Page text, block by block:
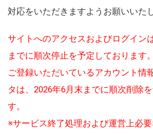
対応をいただきますようお願いいた
サイトへのアクセスおよびログイン
までに順次停止を予定しております。
ご登録いただいているアカウント情
タは、2026年6月末までに順次削除
す。
※サービス終了処理および運営上必